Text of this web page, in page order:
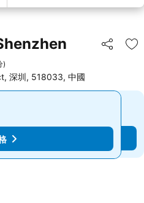
分享
放
)
深圳, 518033, 中國
格